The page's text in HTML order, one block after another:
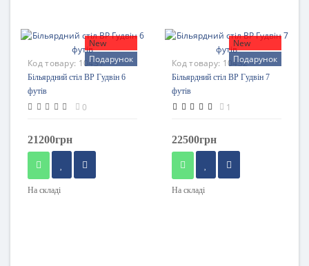
New
Подарунок
Код товару: 10431
Більярдний стіл BP Гудвін 6
футів
0
21200грн
На складі
New
Подарунок
Код товару: 10432
Більярдний стіл BP Гудвін 7
футів
1
22500грн
На складі